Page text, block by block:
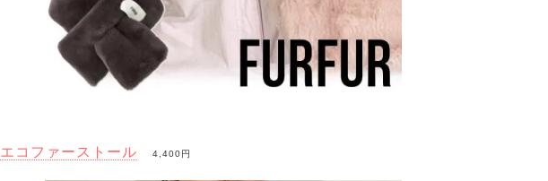
エコファーストール 4,400円